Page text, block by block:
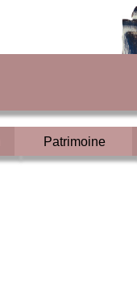
Patrimoine